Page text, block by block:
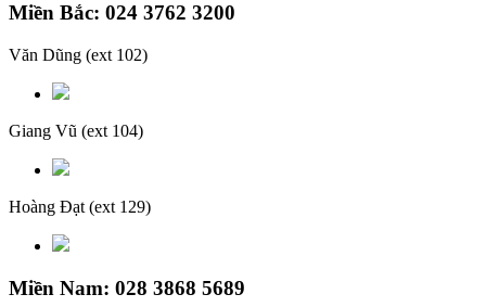
Miền Bắc: 024 3762 3200
Văn Dũng (ext 102)
Giang Vũ (ext 104)
Hoàng Đạt (ext 129)
Miền Nam: 028 3868 5689